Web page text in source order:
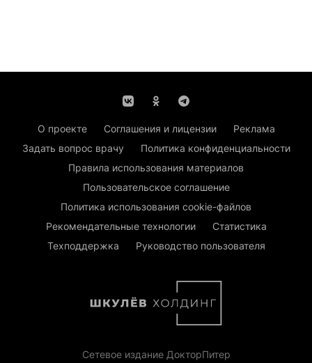
О проекте Соглашения и лицензии
Реклама
Задать вопрос врачу
Политика конфиденциальности
Правила использования материалов
Пользовательское соглашение
Политика использования cookie-файлов
Рекомендательные технологии
Статистика
Техподдержка
Руководство пользователя
Сетевое издание ДокторПитер